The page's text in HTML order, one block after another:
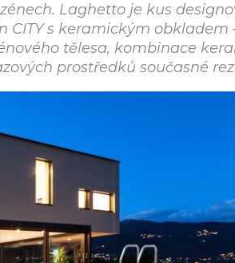
Laghetto je kus
CITY s keramickým
tělesa, kombinace
prostředků současné